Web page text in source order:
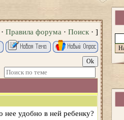
· Правила форума · Поиск · ]
нее удобно в ней ребенку?